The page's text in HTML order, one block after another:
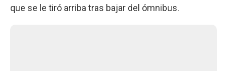
que se le tiró arriba tras bajar del ómnibus.